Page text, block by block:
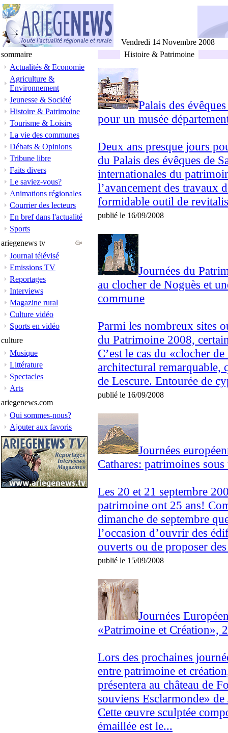
Vendredi 14 Novembre 2008
sommaire
Actualités & Economie
Agriculture &
Environnement
Jeunesse & Société
Histoire & Patrimoine
Tourisme & Loisirs
La vie des communes
Débats & Opinions
Tribune libre
Faits divers
Le saviez-vous?
Animations régionales
Courrier des lecteurs
En bref dans l'actualité
Sports
ariegenews tv
Journal télévisé
Emissions TV
Reportages
Interviews
Magazine rural
Culture vidéo
Sports en vidéo
culture
Musique
Littérature
Spectacles
Arts
ariegenews.com
Qui sommes-nous?
Ajouter aux favoris
Histoire & Patrimoine
Palais des
pour un musée
Deux ans presque jours
du Palais des évêques de
internationales du
l’avancement des travaux
formidable outil de
publié le 16/09/2008
Journées du
au clocher de Noguès et
commune
Parmi les nombreux sites
du Patrimoine 2008,
C’est le cas du «clocher
architectural remarquable,
de Lescure. Entourée de
publié le 16/09/2008
Journées
Cathares: patrimoines
Les 20 et 21 septembre
patrimoine ont 25 ans!
dimanche de septembre
l’occasion d’ouvrir des
ouverts ou de proposer
publié le 15/09/2008
Journées
«Patrimoine et Création»,
Lors des prochaines
entre patrimoine et
présentera au château de
souviens Esclarmonde» de
Cette œuvre sculptée
émaillée est le...